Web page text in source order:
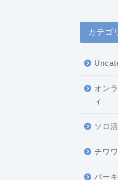
カテゴ
オン
ィ
ソロ活
チワ
パー